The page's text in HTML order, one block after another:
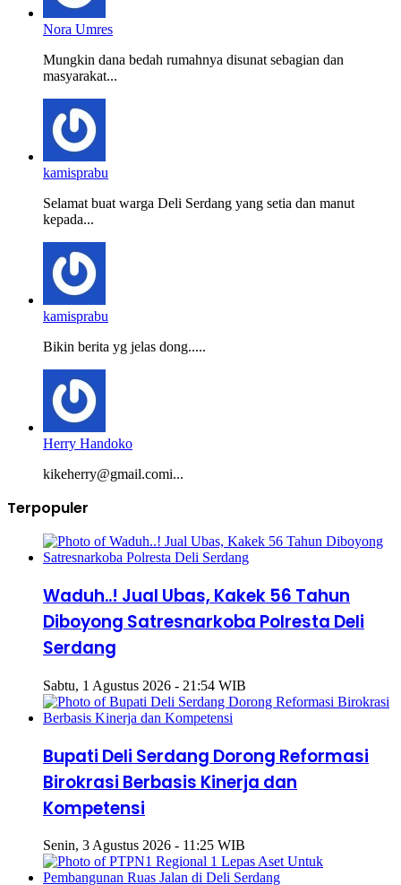
Nora Umres
Mungkin dana bedah rumahnya disunat sebagian dan
masyarakat...
kamisprabu
Selamat buat warga Deli Serdang yang setia dan manut
kepada...
kamisprabu
Bikin berita yg jelas dong.....
Herry Handoko
kikeherry@gmail.comi...
Terpopuler
Waduh..! Jual Ubas, Kakek 56 Tahun
Diboyong Satresnarkoba Polresta Deli
Serdang
Sabtu, 1 Agustus 2026 - 21:54 WIB
Bupati Deli Serdang Dorong Reformasi
Birokrasi Berbasis Kinerja dan
Kompetensi
Senin, 3 Agustus 2026 - 11:25 WIB